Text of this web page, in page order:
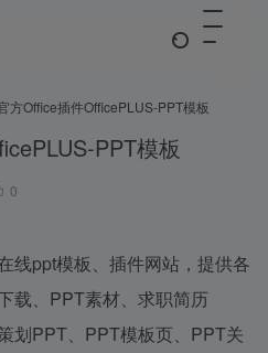
方Office插件OfficePLUS-PPT模板
PPT模板
0
线ppt模板、插件网站，提供各
载、PPT素材、求职简历
划PPT、PPT模板页、PPT关